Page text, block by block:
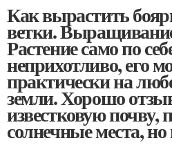
Как вырастить
ветки.
Растение само по
неприхотливо, его
практически на
земли. Хорошо
известковую почву,
солнечные места,